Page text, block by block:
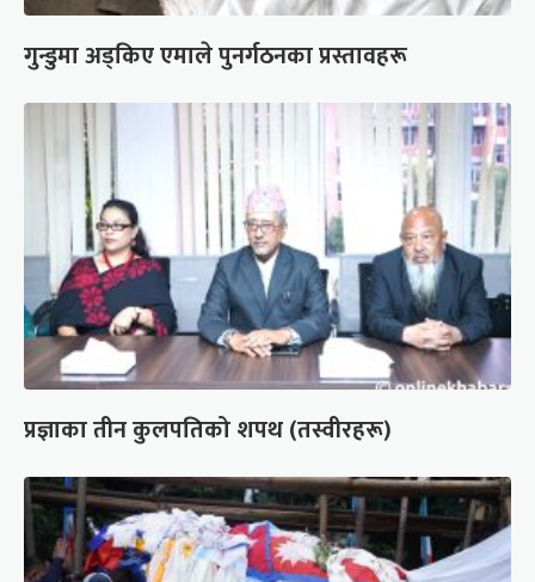
गुन्डुमा अड्किए एमाले पुनर्गठनका प्रस्तावहरू
प्रज्ञाका तीन कुलपतिको शपथ (तस्वीरहरू)